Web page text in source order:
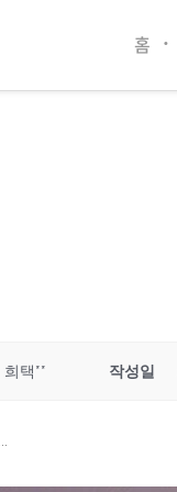
홈
희택** 작성일